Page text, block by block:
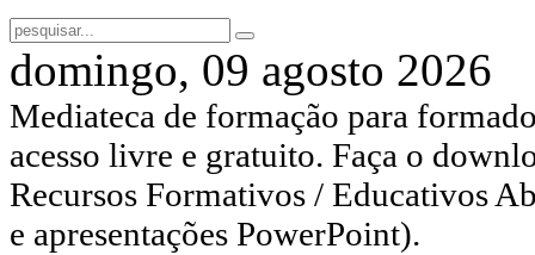
domingo, 09 agosto 2026
Mediateca de formação para
acesso livre e gratuito. Faça o
Recursos Formativos / Educativos
e apresentações PowerPoint).